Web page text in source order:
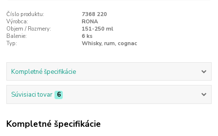
Číslo produktu:
7368 220
Výrobca:
RONA
Objem / Rozmery:
151-250 ml
Balenie:
6 ks
Typ:
Whisky, rum, cognac
Kompletné špecifikácie
Súvisiaci tovar 6
Kompletné špecifikácie